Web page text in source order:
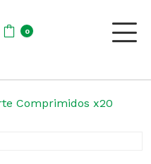
0
Comprimidos x20